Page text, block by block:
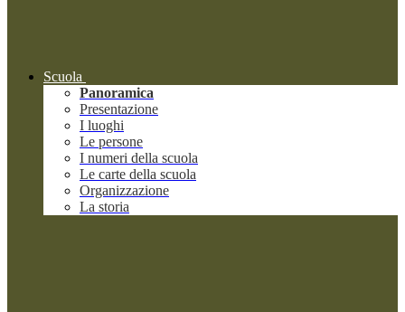
Scuola
Panoramica
Presentazione
I luoghi
Le persone
I numeri della scuola
Le carte della scuola
Organizzazione
La storia